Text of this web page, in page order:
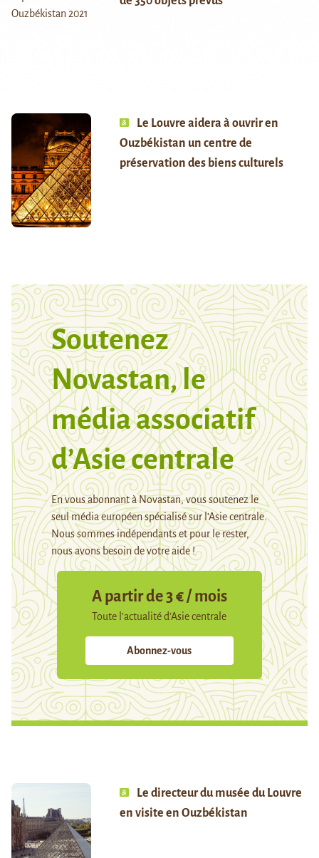
Le Louvre aidera à ouvrir en
Ouzbékistan un centre de
préservation des biens culturels
Soutenez
Novastan, le
média associatif
d’Asie centrale
En vous abonnant à Novastan, vous soutenez le
seul média européen spécialisé sur l’Asie centrale.
Nous sommes indépendants et pour le rester,
nous avons besoin de votre aide !
A partir de 3 € / mois
Toute l’actualité d’Asie centrale
Abonnez-vous
Le directeur du musée du Louvre
en visite en Ouzbékistan